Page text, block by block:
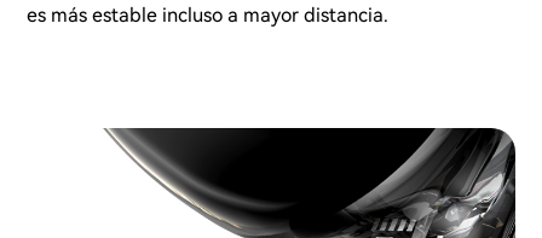
es más estable incluso a mayor distancia.